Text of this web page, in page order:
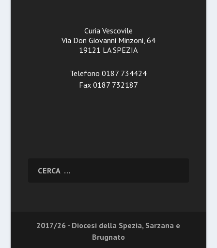
Curia Vescovile
Via Don Giovanni Minzoni, 64
19121 LA SPEZIA
Telefono 0187 734424
Fax 0187 732187
2017/26 - Diocesi della Spezia, Sarzana e
Brugnato